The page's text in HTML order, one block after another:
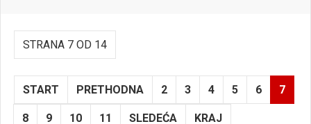
STRANA 7 OD 14
START PRETHODNA 2 3 4 5 6 7
8 9 10 11 SLEDEĆA KRAJ